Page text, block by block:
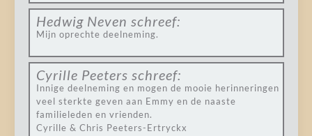
Hedwig Neven schreef:
Mijn oprechte deelneming.
Cyrille Peeters schreef:
Innige deelneming en mogen de mooie herinneringen
veel sterkte geven aan Emmy en de naaste
familieleden en vrienden.
Cyrille & Chris Peeters-Ertryckx